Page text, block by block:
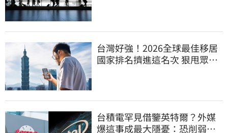
台灣好強！2026全球最佳移居
國家排名擠進這名次 狠甩眾多
台積電罕見借鑒英特爾？外媒
爆這事成最大隱憂：恐削弱領